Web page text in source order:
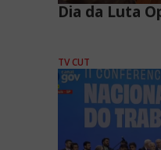
Dia da Luta
TV CUT